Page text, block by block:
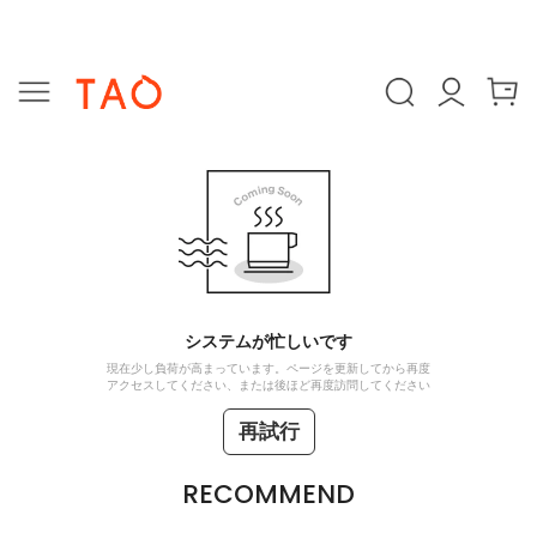
システムが忙しいです
現在少し負荷が高まっています。ページを更新してから再度
アクセスしてください、または後ほど再度訪問してください
再試行
RECOMMEND